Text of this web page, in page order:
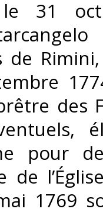
31
de
des
pour
de
1769